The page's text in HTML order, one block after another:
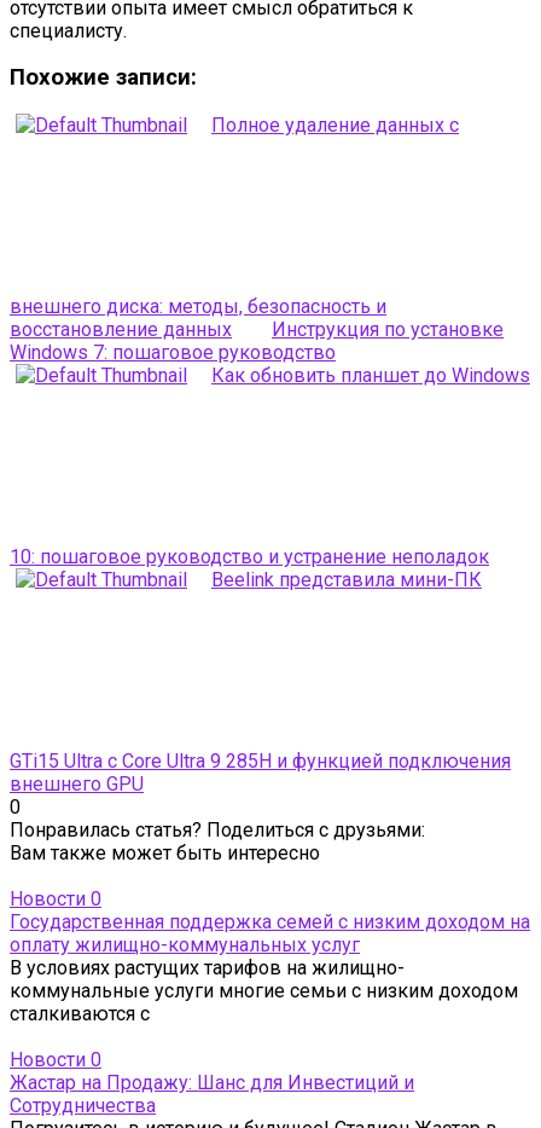
отсутствии опыта имеет смысл обратиться к
специалисту.
Похожие записи:
Полное удаление данных с
внешнего диска: методы, безопасность и
восстановление данных
Инструкция по установке
Windows 7: пошаговое руководство
Как обновить планшет до Windows
10: пошаговое руководство и устранение неполадок
Beelink представила мини-ПК
GTi15 Ultra с Core Ultra 9 285H и функцией подключения
внешнего GPU
0
Понравилась статья? Поделиться с друзьями:
Вам также может быть интересно
Новости 0
Государственная поддержка семей с низким доходом на
оплату жилищно-коммунальных услуг
В условиях растущих тарифов на жилищно-
коммунальные услуги многие семьи с низким доходом
сталкиваются с
Новости 0
Жастар на Продажу: Шанс для Инвестиций и
Сотрудничества